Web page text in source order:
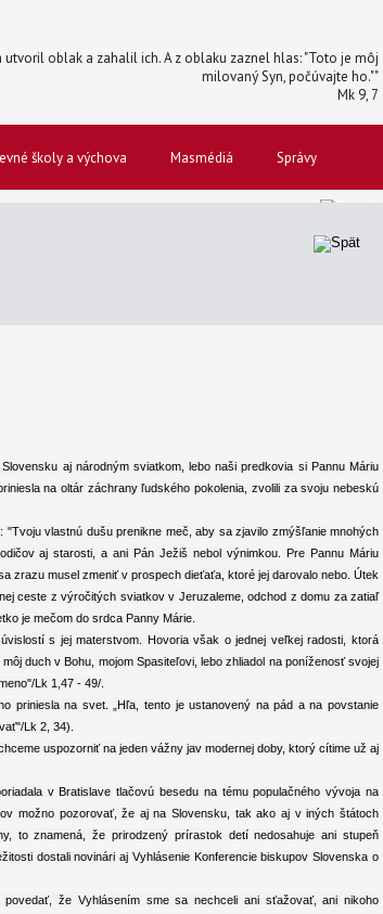
utvoril oblak a zahalil ich. A z oblaku zaznel hlas: "Toto je môj
milovaný Syn, počúvajte ho.""
Mk 9, 7
školy a výchova Masmédiá Správy
aj národným sviatkom, lebo naši predkovia si Pannu Máriu
na oltár záchrany ľudského pokolenia, zvolili za svoju nebeskú
vlastnú dušu prenikne meč, aby sa zjavilo zmýšľanie mnohých
aj starosti, a ani Pán Ježiš nebol výnimkou. Pre Pannu Máriu
zrazu musel zmeniť v prospech dieťaťa, ktoré jej darovalo nebo. Útek
ceste z výročitých sviatkov v Jeruzaleme, odchod z domu za zatiaľ
je mečom do srdca Panny Márie.
s jej materstvom. Hovoria však o jednej veľkej radosti, ktorá
duch v Bohu, mojom Spasiteľovi, lebo zhliadol na poníženosť svojej
Lk 1,47 - 49/.
priniesla na svet. „Hľa, tento je ustanovený na pád a na povstanie
Lk 2, 34).
uspozorniť na jeden vážny jav modernej doby, ktorý cítime už aj
v Bratislave tlačovú besedu na tému populačného vývoja na
možno pozorovať, že aj na Slovensku, tak ako aj v iných štátoch
to znamená, že prirodzený prírastok detí nedosahuje ani stupeň
dostali novinári aj Vyhlásenie Konferencie biskupov Slovenska o
že Vyhlásením sme sa nechceli ani sťažovať, ani nikoho